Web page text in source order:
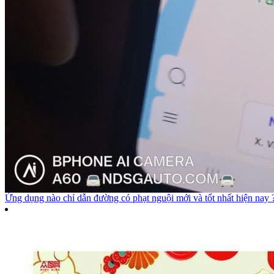
Ứng dụng nào chỉ dẫn đường có phạt nguội mới và tốt nhất hiện nay